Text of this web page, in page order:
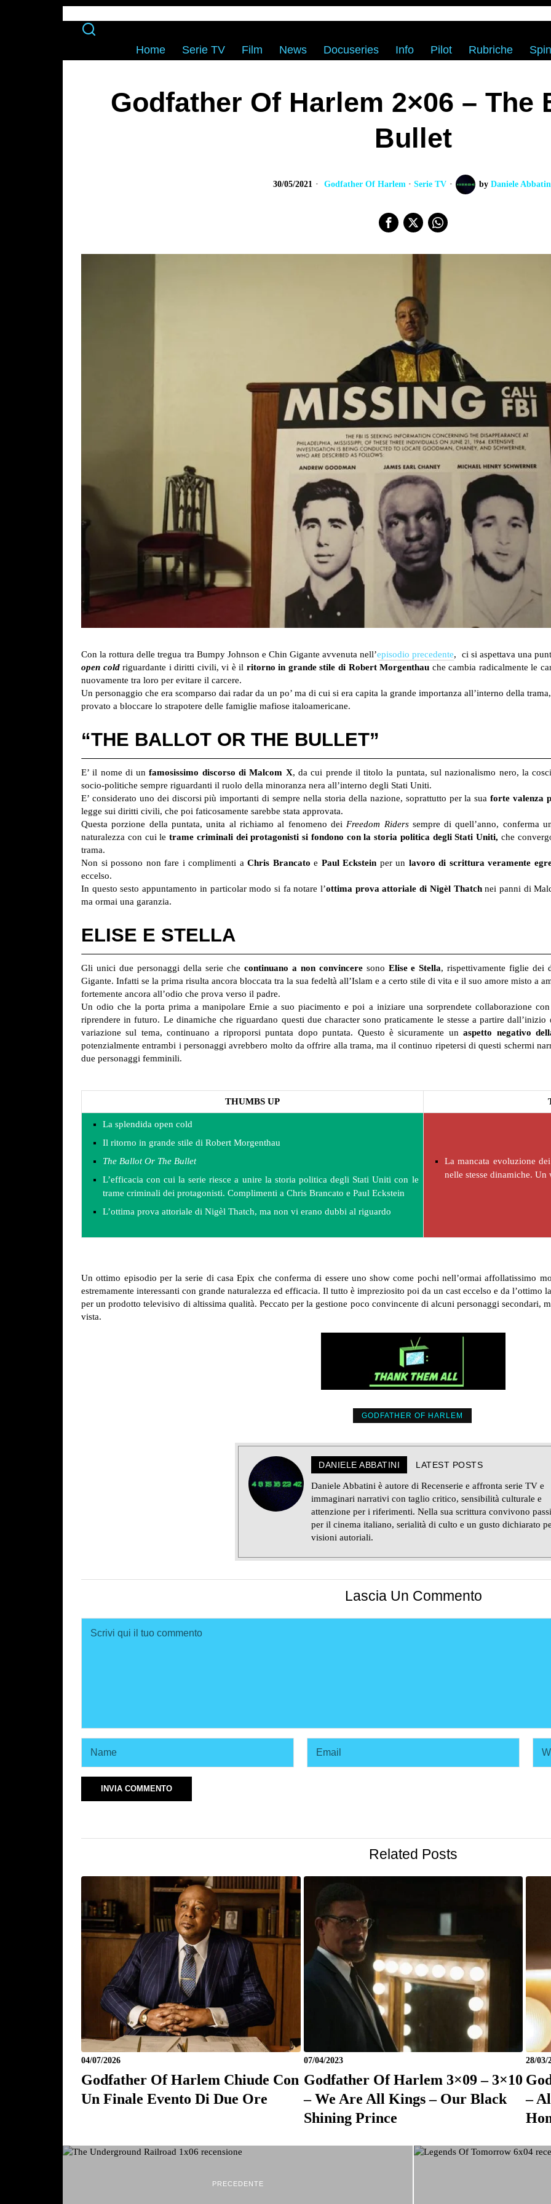
Home Serie TV Film News Docuseries Info Pilot Rubriche
Godfather Of Harlem 2×06 – The
Bullet
30/05/2021 Godfather Of Harlem · Serie TV by Daniele
Con la rottura delle tregua tra Bumpy Johnson e Chin Gigante avvenuta nell’episodio precedente, ci si aspettava una
open coldriguardante i diritti civili, vi è il ritorno in grande stile di Robert Morgenthau che cambia radicalmente le
nuovamente tra loro per evitare il carcere.
Un personaggio che era scomparso dai radar da un po’ ma di cui si era capita la grande importanza all’interno della
provato a bloccare lo strapotere delle famiglie mafiose italoamericane.
“THE BALLOT OR THE BULLET”
E’ il nome di unfamosissimo discorso di Malcom X, da cui prende il titolo la puntata, sul nazionalismo nero, la
socio-politiche sempre riguardanti il ruolo della minoranza nera all’interno degli Stati Uniti.
E’ considerato uno dei discorsi più importanti di sempre nella storia della nazione, soprattutto per la suaforte valenza
legge sui diritti civili, che poi faticosamente sarebbe stata approvata.
Questa porzione della puntata, unita al richiamo al fenomeno deiFreedom Riderssempre di quell’anno, conferma
naturalezza con cui letrame criminali dei protagonisti si fondono con la storia politica degli Stati Uniti, che
trama.
Non si possono non fare i complimenti a Chris Brancato e Paul Eckstein per un lavoro di scrittura veramente
eccelso.
In questo sesto appuntamento in particolar modo si fa notare l’ottima prova attoriale di Nigèl Thatchnei panni di
ma ormai una garanzia.
ELISE E STELLA
Gli unici due personaggi della serie che continuano a non convinceresono Elise e Stella, rispettivamente figlie dei
Gigante. Infatti se la prima risulta ancora bloccata tra la sua fedeltà all’Islam e a certo stile di vita e il suo amore misto a
fortemente ancora all’odio che prova verso il padre.
Un odio che la porta prima a manipolare Ernie a suo piacimento e poi a iniziare una sorprendete collaborazione
riprendere in futuro. Le dinamiche che riguardano questi due character sono praticamente le stesse a partire
variazione sul tema, continuano a riproporsi puntata dopo puntata. Questo è sicuramente unaspetto negativo
potenzialmente entrambi i personaggi avrebbero molto da offrire alla trama, ma il continuo ripetersi di questi schermi
due personaggi femminili.
THUMBS UP
La splendida open cold
Il ritorno in grande stile di Robert Morgenthau
The Ballot Or The Bullet
L’efficacia con cui la serie riesce a unire la storia politica degli Stati Uniti con le
trame criminali dei protagonisti. Complimenti a Chris Brancato e Paul Eckstein
L’ottima prova attoriale di Nigèl Thatch, ma non vi erano dubbi al riguardo
La mancata evoluzione
nelle stesse dinamiche. Un
Un ottimo episodio per la serie di casa Epix che conferma di essere uno show come pochi nell’ormai affollatissimo
estremamente interessanti con grande naturalezza ed efficacia. Il tutto è impreziosito poi da un cast eccelso e da l’ottimo
per un prodotto televisivo di altissima qualità. Peccato per la gestione poco convincente di alcuni personaggi secondari,
vista.
GODFATHER OF HARLEM
DANIELE ABBATINI LATEST POSTS
Daniele Abbatini è autore di Recenserie e affronta serie TV e
immaginari narrativi con taglio critico, sensibilità culturale e
attenzione per i riferimenti. Nella sua scrittura convivono
per il cinema italiano, serialità di culto e un gusto dichiarato
visioni autoriali.
Lascia Un Commento
Related Posts
04/07/2026
Godfather Of Harlem Chiude Con
Un Finale Evento Di Due Ore
07/04/2023
Godfather Of Harlem 3×09 – 3×10
– We Are All Kings – Our Black
Shining Prince
28/03/
–
PRECEDENTE